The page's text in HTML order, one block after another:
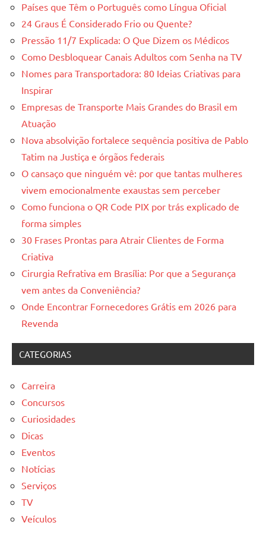
Países que Têm o Português como Língua Oficial
24 Graus É Considerado Frio ou Quente?
Pressão 11/7 Explicada: O Que Dizem os Médicos
Como Desbloquear Canais Adultos com Senha na TV
Nomes para Transportadora: 80 Ideias Criativas para
Inspirar
Empresas de Transporte Mais Grandes do Brasil em
Atuação
Nova absolvição fortalece sequência positiva de Pablo
Tatim na Justiça e órgãos federais
O cansaço que ninguém vê: por que tantas mulheres
vivem emocionalmente exaustas sem perceber
Como funciona o QR Code PIX por trás explicado de
forma simples
30 Frases Prontas para Atrair Clientes de Forma
Criativa
Cirurgia Refrativa em Brasília: Por que a Segurança
vem antes da Conveniência?
Onde Encontrar Fornecedores Grátis em 2026 para
Revenda
CATEGORIAS
Carreira
Concursos
Curiosidades
Dicas
Eventos
Notícias
Serviços
TV
Veículos